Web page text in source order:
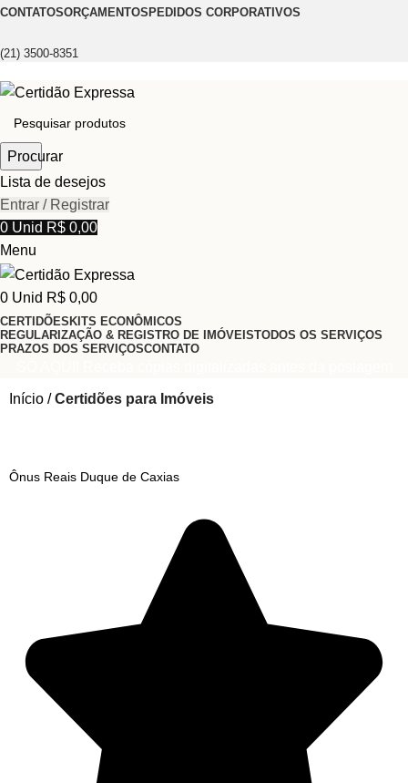
CONTATOSORÇAMENTOS PEDIDOS CORPORATIVOS
(21) 3500-8351
Procurar
Lista de desejos
Entrar / Registrar
0 Unid R$ 0,00
Menu
0 Unid R$ 0,00
CERTIDÕESKITS ECONÔMICOS
REGULARIZAÇÃO & REGISTRO DE IMÓVEISTODOS OS SERVIÇOS
PRAZOS DOS SERVIÇOSCONTATO
Início Certidões para Imóveis
Ônus Reais Duque de Caxias